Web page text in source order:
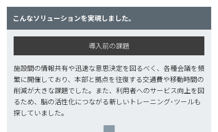
こんなソリューションを実現しました。
導入前の課題
施設間の情報共有や迅速な意思決定を図るべく、各種会議を頻
繁に開催しており、本部と拠点を往復する交通費や移動時間の
削減が大きな課題でした。また、利用者へのサービス向上を図
るため、脳の活性化につながる新しいトレーニング･ツールも
探していました。